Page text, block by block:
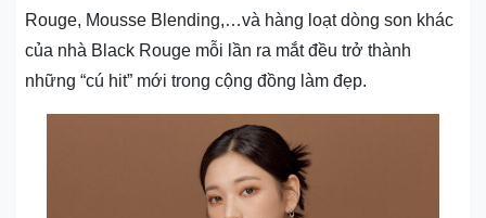
Rouge, Mousse Blending,…và hàng loạt dòng son khác
của nhà Black Rouge mỗi lần ra mắt đều trở thành
những “cú hit” mới trong cộng đồng làm đẹp.